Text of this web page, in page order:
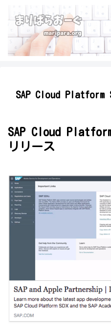
SAP Cloud Platform
SAP Cloud
リリース